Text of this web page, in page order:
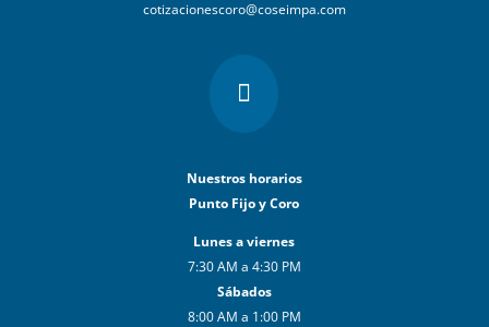
cotizacionescoro@coseimpa.com

Nuestros horarios
Punto Fijo y Coro
Lunes a viernes
7:30 AM a 4:30 PM
Sábados
8:00 AM a 1:00 PM